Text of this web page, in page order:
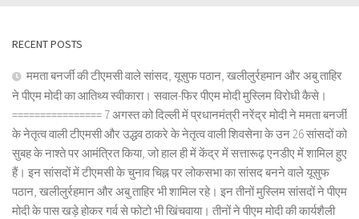
RECENT POSTS
ममता बनर्जी की टीएमसी वाले सांसद, यूसुफ पठान, खलीलुर्रहमान और अबु ताहिर
ने पीएम मोदी का आतिथ्य स्वीकारा। सवाल-फिर पीएम मोदी मुस्लिम विरोधी कैसे।
================ 7 अगस्त को दिल्ली में प्रधानमंत्री नरेंद्र मोदी ने ममता बनर्जी
के नेतृत्व वाली टीएमसी और उद्धव ठाकरे के नेतृत्व वाली शिवसेना के उन 26 सांसदों को
सुबह के नाश्ते पर आमंत्रित किया, जो हाल ही में केंद्र में सत्तारूढ़ एनडीए में शामिल हुए
हैं। इन सांसदों में टीएमसी के चुनाव चिह्न पर लोकसभा का सांसद बनने वाले यूसुफ
पठान, खलीलुर्रहमान और अबु ताहिर भी शामिल रहे। इन तीनों मुस्लिम सांसदों ने पीएम
मोदी के पास खड़े होकर गर्व से फोटो भी खिंचवाया। तीनों ने पीएम मोदी की कार्यशैली